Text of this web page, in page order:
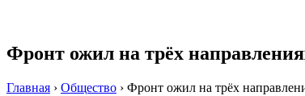
Фронт ожил на трёх
Главная › Общество › Фронт ожил на трёх